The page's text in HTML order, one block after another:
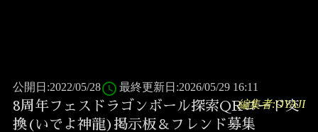
公開日:2022/05/28access_time 最終更新日:2026/05/29 16:11
8周年フェスドラゴンボール探索QRコード交
換(いでよ神龍)掲示板＆フレンド募集
編集者:OYAJI